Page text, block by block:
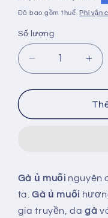
thông
ưu
Đã bao gồm thuế. Phí vận
Số
lượng
Số lượng
số
lượng
Gà
con
1000g
số
của
Gà
Gà ủ muối nguyên
ta.Gà ủ muối
gia truyền, dagà